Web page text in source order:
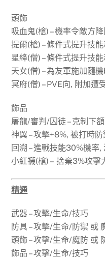
頭飾
吸血鬼(槍) – 機率令敵方
提爾(槍) – 條件式提升技
星絳(僧) – 條件式提升技
天女(僧) – 為友軍施加隨
冥府(僧) – PVE向, 附加遭
飾品
屠龍/審判/囚徒 – 克制下
神翼 – 攻擊+8%, 被打時
回溯 – 進戰技能30%機率
小紅襪(槍) – 捨棄3%攻擊
精通
武器 – 攻擊/生命/技巧
防具 – 攻擊/生命/防禦 或
頭飾 – 攻擊/生命/魔防 或
飾品 – 攻擊/生命/技巧